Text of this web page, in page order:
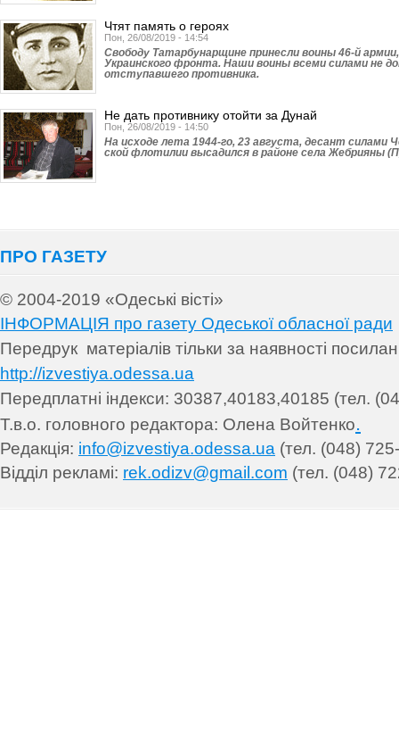
Чтят память о героях
Пон, 26/08/2019 - 14:54
Свободу Татарбунар­щине принесли воины 46-й
Украинского фронта. Наши воины всеми силами не
отступавшего противника.
Не дать противнику отойти за Дунай
Пон, 26/08/2019 - 14:50
На исходе лета 1944-го, 23 августа, десант силами
ской флотилии высадился в районе села Жебрияны
ПРО ГАЗЕТУ
© 2004-2019 «Одеські вісті»
ІНФОРМАЦІЯ про газету Одеської обласної ради
Передрук матеріалів тільки за наявності
http://izvestiya.odessa.ua
Передплатні індекси: 30387,40183,40185 (тел.
Т.в.о. головного редактора: Олена Войтенко.
Редакція: info@izvestiya.odessa.ua (тел. (048)
Відділ рекламі: rek.odizv@gmail.com (тел. (048)